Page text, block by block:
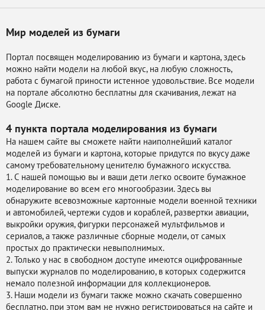
Мир моделей из бумаги
Портал посвящен моделированию из бумаги и картона, здесь
можно найти модели на любой вкус, на любую сложность,
работа с бумагой приности истенное удовольствие. Все модели
на портале абсолютно бесплатны для скачивания, лежат на
Google Диске.
4 пункта портала моделирования из бумаги
На нашем сайте вы сможете найти наиполнейший каталог
моделей из бумаги и картона, которые придутся по вкусу даже
самому требовательному ценителю бумажного искусства.
1. С нашей помощью вы и ваши дети легко освоите бумажное
моделирование во всем его многообразии. Здесь вы
обнаружите всевозможные картонные модели военной техники
и автомобилей, чертежи судов и кораблей, развертки авиации,
выкройки оружия, фигурки персонажей мультфильмов и
сериалов, а также различные сборные модели, от самых
простых до практически невыполнимых.
2. Только у нас в свободном доступе имеются оцифрованные
выпуски журналов по моделированию, в которых содержится
немало полезной информации для коллекционеров.
3. Наши модели из бумаги также можно скачать совершенно
бесплатно, при этом вам не нужно регистрироваться на сайте и